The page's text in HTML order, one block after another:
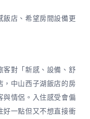
飯店、希望房間設備更
客對「新感、設備、舒
，中山西子湖飯店的房
與情侶。入住感受會偏
好一點但又不想直接衝